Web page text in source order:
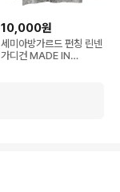
10,000원
세미아방가르드 펀칭 린넨
가디건 MADE IN